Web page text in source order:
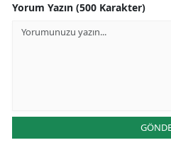
Yorum Yazın (500 Karakter)